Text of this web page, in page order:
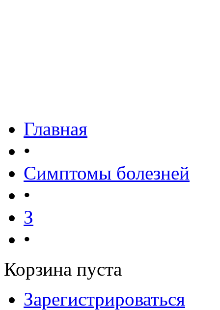
Главная
•
Симптомы болезней
•
З
•
Корзина пуста
Зарегистрироваться